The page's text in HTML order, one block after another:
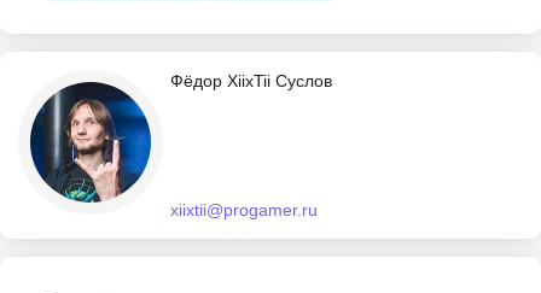
Фёдор XiixTii Суслов
xiixtii@progamer.ru